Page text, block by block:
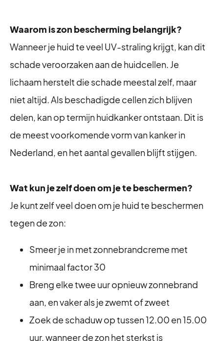
Waarom is zon bescherming belangrijk?
Wanneer je huid te veel UV-straling krijgt, kan dit
schade veroorzaken aan de huidcellen. Je
lichaam herstelt die schade meestal zelf, maar
niet altijd. Als beschadigde cellen zich blijven
delen, kan op termijn huidkanker ontstaan. Dit is
de meest voorkomende vorm van kanker in
Nederland, en het aantal gevallen blijft stijgen.
Wat kun je zelf doen om je te beschermen?
Je kunt zelf veel doen om je huid te beschermen
tegen de zon:
Smeer je in met zonnebrandcreme met
minimaal factor 30
Breng elke twee uur opnieuw zonnebrand
aan, en vaker als je zwemt of zweet
Zoek de schaduw op tussen 12.00 en 15.00
uur, wanneer de zon het sterkst is